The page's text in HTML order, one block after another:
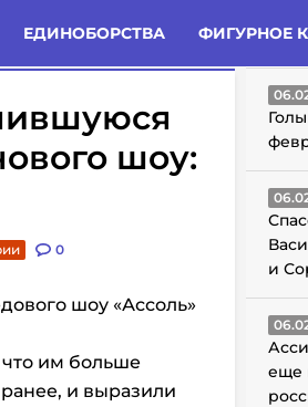
ЕДИНОБОРСТВА ФИГУРНОЕ
шоу:
0
шоу «Ассоль»
им больше
и выразили
и
еще